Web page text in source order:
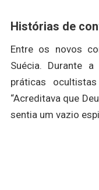
Histórias de
Entre os novos
Suécia. Durante
práticas
“Acreditava que
sentia um vazio